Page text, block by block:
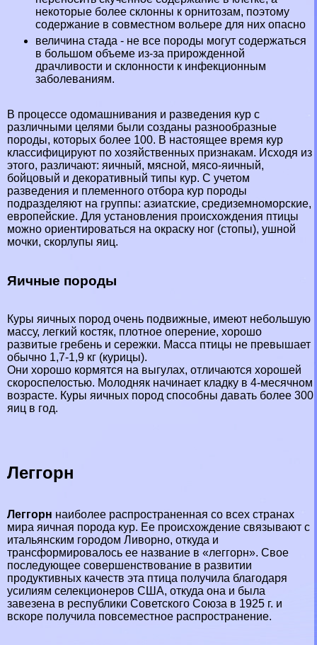
некоторые более склонны к орнитозам, поэтому
содержание в совместном вольере для них опасно
величина стада - не все породы могут содержаться
в большом объеме из-за прирожденной
драчливости и склонности к инфекционным
заболеваниям.
В процессе одомашнивания и разведения кур с
различными целями были созданы разнообразные
породы, которых более 100. В настоящее время кур
классифицируют по хозяйственных признакам. Исходя из
этого, различают: яичный, мясной, мясо-яичный,
бойцовый и декоративный типы кур. С учетом
разведения и племенного отбора кур породы
подразделяют на группы: азиатские, средиземноморские,
европейские. Для установления происхождения птицы
можно ориентироваться на окраску ног (стопы), ушной
мочки, скорлупы яиц.
Яичные породы
Куры яичных пород очень подвижные, имеют небольшую
массу, легкий костяк, плотное оперение, хорошо
развитые гребень и сережки. Масса птицы не превышает
обычно 1,7-1,9 кг (курицы).
Они хорошо кормятся на выгулах, отличаются хорошей
скороспелостью. Молодняк начинает кладку в 4-мecячном
возрасте. Куры яичных пород способны давать более 300
яиц в год.
Леггорн
Леггорн наиболее распространенная со всех странах
мира яичная порода кур. Ее происхождение связывают с
итальянским городом Ливорно, откуда и
трaнcформировалось ее название в «леггорн». Свое
последующее совершенствование в развитии
продуктивных качеств эта птица получила благодаря
усилиям селекционеров США, откуда она и была
завезена в республики Советского Союза в 1925 г. и
вскоре получила повсеместное распространение.